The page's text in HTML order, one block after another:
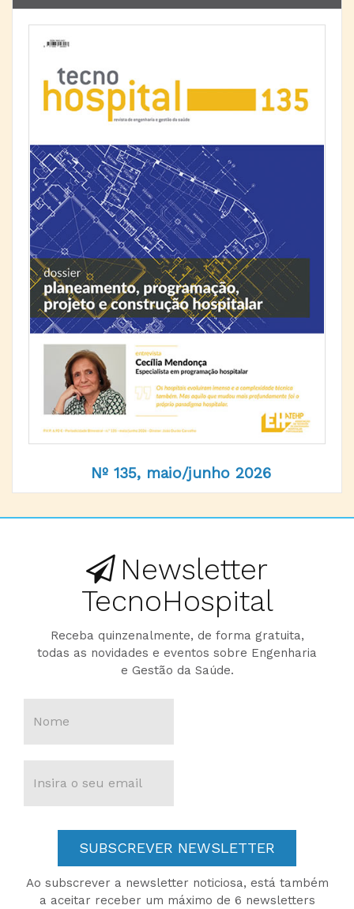
Nº 135, maio/junho 2026
Newsletter
TecnoHospital
Receba quinzenalmente, de forma gratuita,
todas as novidades e eventos sobre Engenharia
e Gestão da Saúde.
SUBSCREVER NEWSLETTER
Ao subscrever a newsletter noticiosa, está também
a aceitar receber um máximo de 6 newsletters